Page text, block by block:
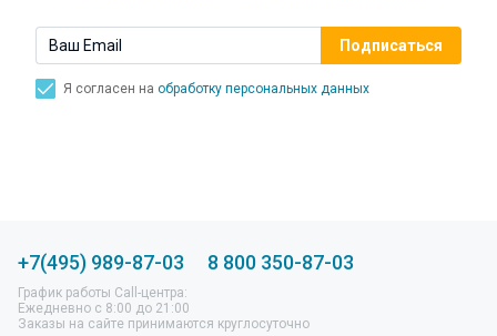
Я согласен на обработку персональных данных
+7(495) 989-87-03 8 800 350-87-03
График работы Call-центра:
Ежедневно с 8:00 до 21:00
Заказы на сайте принимаются круглосуточно